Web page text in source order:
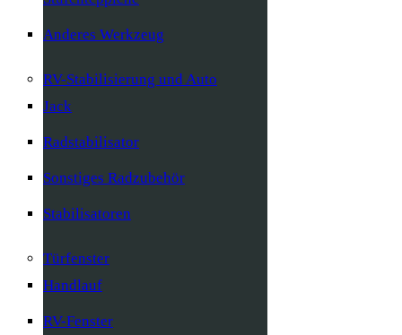
Anderes Werkzeug
RV-Stabilisierung und Auto
Jack
Radstabilisator
Sonstiges Radzubehör
Stabilisatoren
Türfenster
Handlauf
RV-Fenster